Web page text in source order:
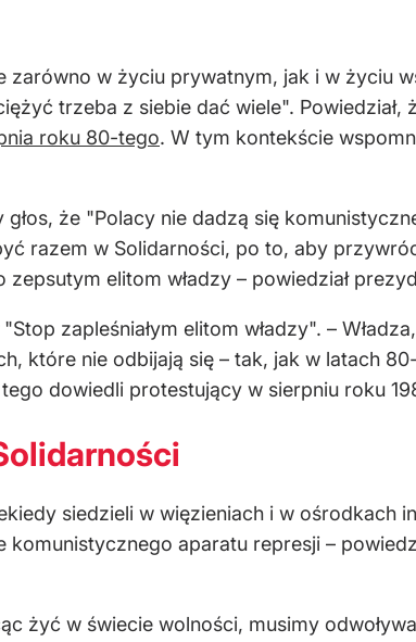
zarówno w życiu prywatnym, jak i w życiu
trzeba z siebie dać wiele". Powiedział,
roku 80-tego. W tym kontekście
że "Polacy nie dadzą się
razem w Solidarności, po to, aby
elitom władzy – powiedział
zapleśniałym elitom władzy". –
które nie odbijają się – tak, jak w latach
dowiedli protestujący w sierpniu roku
siedzieli w więzieniach i w ośrodkach
aparatu represji –
żyć w świecie wolności, musimy